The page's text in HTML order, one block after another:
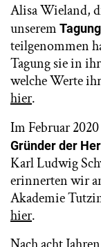
Alisa Wieland,
unserem
teilgenommen
Tagung sie in
welche Werte
hier.
Im Februar
Gründer der
Karl Ludwig
erinnerten wir
Akademie
hier.